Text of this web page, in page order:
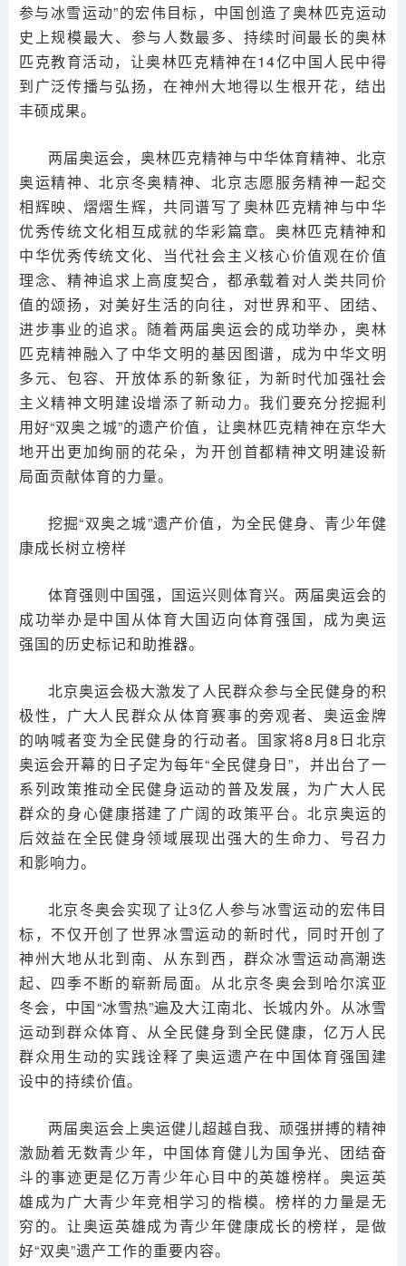
参与冰雪运动”的宏伟目标，中国创造了奥林匹克运动
史上规模最大、参与人数最多、持续时间最长的奥林
匹克教育活动，让奥林匹克精神在14亿中国人民中得
到广泛传播与弘扬，在神州大地得以生根开花，结出
丰硕成果。
两届奥运会，奥林匹克精神与中华体育精神、北京
奥运精神、北京冬奥精神、北京志愿服务精神一起交
相辉映、熠熠生辉，共同谱写了奥林匹克精神与中华
优秀传统文化相互成就的华彩篇章。奥林匹克精神和
中华优秀传统文化、当代社会主义核心价值观在价值
理念、精神追求上高度契合，都承载着对人类共同价
值的颂扬，对美好生活的向往，对世界和平、团结、
进步事业的追求。随着两届奥运会的成功举办，奥林
匹克精神融入了中华文明的基因图谱，成为中华文明
多元、包容、开放体系的新象征，为新时代加强社会
主义精神文明建设增添了新动力。我们要充分挖掘利
用好“双奥之城”的遗产价值，让奥林匹克精神在京华大
地开出更加绚丽的花朵，为开创首都精神文明建设新
局面贡献体育的力量。
挖掘“双奥之城”遗产价值，为全民健身、青少年健
康成长树立榜样
体育强则中国强，国运兴则体育兴。两届奥运会的
成功举办是中国从体育大国迈向体育强国，成为奥运
强国的历史标记和助推器。
北京奥运会极大激发了人民群众参与全民健身的积
极性，广大人民群众从体育赛事的旁观者、奥运金牌
的呐喊者变为全民健身的行动者。国家将8月8日北京
奥运会开幕的日子定为每年“全民健身日”，并出台了一
系列政策推动全民健身运动的普及发展，为广大人民
群众的身心健康搭建了广阔的政策平台。北京奥运的
后效益在全民健身领域展现出强大的生命力、号召力
和影响力。
北京冬奥会实现了让3亿人参与冰雪运动的宏伟目
标，不仅开创了世界冰雪运动的新时代，同时开创了
神州大地从北到南、从东到西，群众冰雪运动高潮迭
起、四季不断的崭新局面。从北京冬奥会到哈尔滨亚
冬会，中国“冰雪热”遍及大江南北、长城内外。从冰雪
运动到群众体育、从全民健身到全民健康，亿万人民
群众用生动的实践诠释了奥运遗产在中国体育强国建
设中的持续价值。
两届奥运会上奥运健儿超越自我、顽强拼搏的精神
激励着无数青少年，中国体育健儿为国争光、团结奋
斗的事迹更是亿万青少年心目中的英雄榜样。奥运英
雄成为广大青少年竞相学习的楷模。榜样的力量是无
穷的。让奥运英雄成为青少年健康成长的榜样，是做
好“双奥”遗产工作的重要内容。